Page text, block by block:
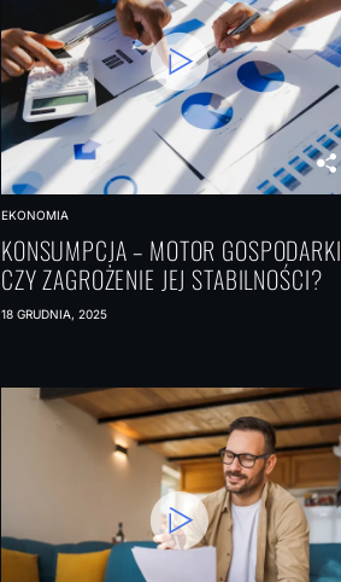
EKONOMIA
KONSUMPCJA – MOTOR GOSPODARKI
CZY ZAGROŻENIE JEJ STABILNOŚCI?
18 GRUDNIA, 2025